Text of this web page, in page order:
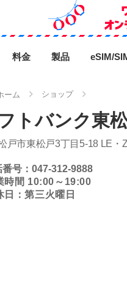
料金 製品 eSIM/
ーム ショップ
トバンク東
戸市東松戸3丁目5‐18 LE・
番号：047-312-9888
時間 10:00～19:00
日：第三火曜日